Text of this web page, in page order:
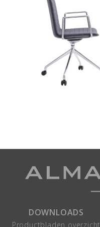
DOWNLOADS
Productbladen overzicht